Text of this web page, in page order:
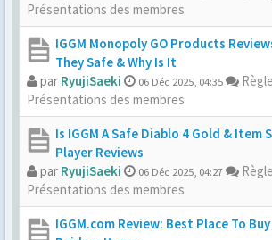
Présentations des membres
IGGM Monopoly GO Products
They Safe & Why Is It
par RyujiSaeki 06 Déc 2025, 04:35
Présentations des membres
Is IGGM A Safe Diablo 4 Gold & Item
Player Reviews
par RyujiSaeki 06 Déc 2025, 04:27
Présentations des membres
IGGM.com Review: Best Place To Buy